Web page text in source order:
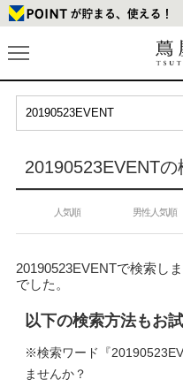
20190523EVENTの
人気順 男性人気順
20190523EVENTで検索し
でした。
以下の検索方法もお
※検索ワード『
ませんか？